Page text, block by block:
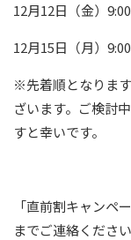
12月12日（金）
12月15日（月）
※先着順となりま
ざいます。ご検討
すと幸いです。
「直前割キャンペ
までご連絡ください